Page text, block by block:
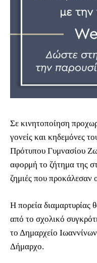
Σε κινητοποίηση
γονείς και κηδεμόνες
Πρότυπου Γυμνασίου
αφορμή το ζήτημα της
ζημιές που προκάλεσαν
Η πορεία διαμαρτυρίας
από το σχολικό
το Δημαρχείο
Δήμαρχο.